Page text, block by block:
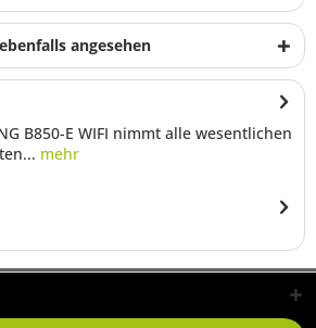
angesehen
B850-E WIFI nimmt alle wesentlichen
mehr